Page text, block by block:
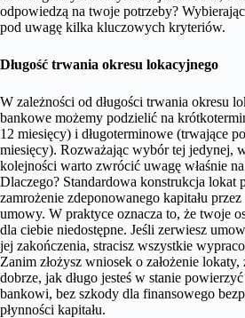
odpowiedzą na twoje potrzeby?
pod uwagę kilka kluczowych kryteriów.
Długość trwania okresu lokacyjnego
W zależności od długości trwania okresu
bankowe możemy podzielić na
12 miesięcy) i długoterminowe (trwające
miesięcy). Rozważając wybór tej jedynej,
kolejności warto zwrócić uwagę właśnie na
Dlaczego? Standardowa konstrukcja lokat
zamrożenie zdeponowanego kapitału
umowy. W praktyce oznacza to, że twoje
dla ciebie niedostępne. Jeśli zerwiesz
jej zakończenia, stracisz wszystkie
Zanim złożysz wniosek o założenie
dobrze, jak długo jesteś w stanie
bankowi, bez szkody dla finansowego
płynności kapitału.